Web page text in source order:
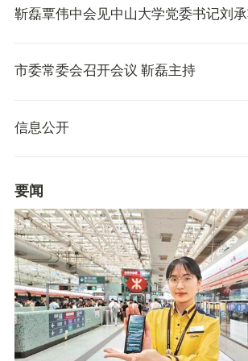
靳磊覃伟中会见中山大学党委书记刘
市委常委会召开会议 靳磊主持
信息公开
要闻